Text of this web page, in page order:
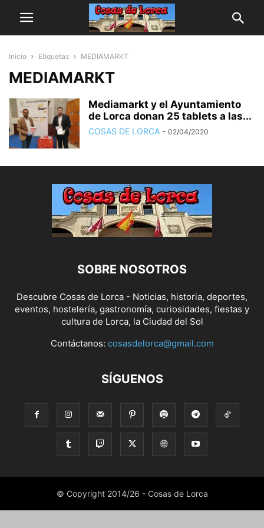
Inicio Etiquetas MEDIAMARKT
MEDIAMARKT
Mediamarkt y el Ayuntamiento
de Lorca donan 25 tablets a las...
COSAS DE LORCA - 02/04/2020
SOBRE NOSOTROS
Descubre Cosas de Lorca - Noticias, historia, deportes,
eventos, hostelería, gastronomía, curiosidades, fiestas y
cultura de Lorca, la Ciudad del Sol
Contáctanos: cosasdelorca@gmail.com
SÍGUENOS
© Copyright 2014/26 - Cosas de Lorca